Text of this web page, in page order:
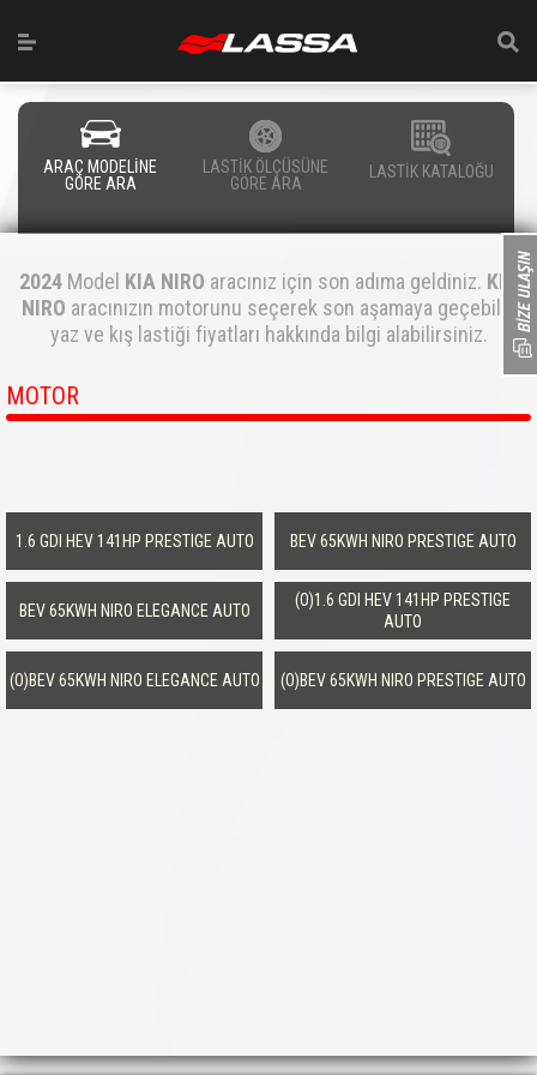
ARAÇ MODELİNE
GÖRE ARA
LASTİK ÖLÇÜSÜNE
GÖRE ARA
LASTİK KATALOĞU
2024 Model KIA NIRO aracınız için son adıma geldiniz. KIA
NIRO aracınızın motorunu seçerek son aşamaya geçebilir,
yaz ve kış lastiği fiyatları hakkında bilgi alabilirsiniz.
MOTOR
1.6 GDI HEV 141HP PRESTIGE AUTO BEV 65KWH NIRO PRESTIGE AUTO
BEV 65KWH NIRO ELEGANCE AUTO
(O)1.6 GDI HEV 141HP PRESTIGE
AUTO
(O)BEV 65KWH NIRO ELEGANCE AUTO (O)BEV 65KWH NIRO PRESTIGE AUTO